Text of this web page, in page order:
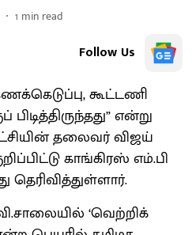
1 min read
Follow Us
கூட்டணி
என்று
தலைவர் விஜய்
காங்கிரஸ் எம்.பி
தெரிவித்துள்ளார்.
‘வெற்றிக்